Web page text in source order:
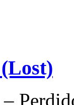
–